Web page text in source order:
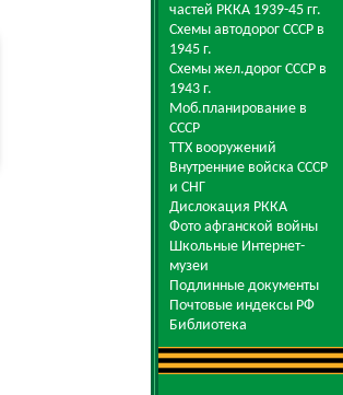
частей РККА 1939-45 гг.
Схемы автодорог СССР в
1945 г.
Схемы жел.дорог СССР в
1943 г.
Моб.планирование в
СССР
ТТХ вооружений
Внутренние войска СССР
и СНГ
Дислокация РККА
Фото афганской войны
Школьные Интернет-
музеи
Подлинные документы
Почтовые индексы РФ
Библиотека